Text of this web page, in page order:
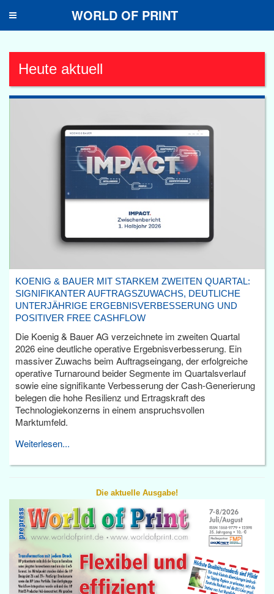
Toggle
WORLD OF PRINT
Heute aktuell
KOENIG & BAUER MIT STARKEM ZWEITEN QUARTAL:
SIGNIFIKANTER AUFTRAGSZUWACHS, DEUTLICHE
UNTERJÄHRIGE ERGEBNISVERBESSERUNG UND
POSITIVER FREE CASHFLOW
Die Koenig & Bauer AG verzeichnete im zweiten Quartal
2026 eine deutliche operative Ergebnisverbesserung. Ein
massiver Zuwachs beim Auftragseingang, der erfolgreiche
operative Turnaround beider Segmente im Quartalsverlauf
sowie eine signifikante Verbesserung der Cash-Generierung
belegen die hohe Resilienz und Ertragskraft des
Technologiekonzerns in einem anspruchsvollen
Marktumfeld.
Weiterlesen...
Die aktuelle Ausgabe!